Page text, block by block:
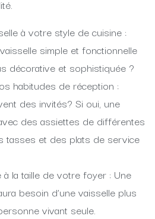
à votre style de cuisine :
simple et fonctionnelle
décorative et sophistiquée ?
habitudes de réception :
des invités? Si oui, une
des assiettes de différentes
tasses et des plats de service
la taille de votre foyer : Une
besoin d’une vaisselle plus
vivant seule.